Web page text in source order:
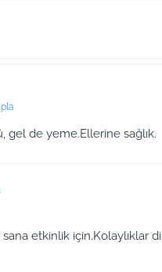
gel de yeme.Ellerine sağlık.
etkinlik için.Kolaylıklar